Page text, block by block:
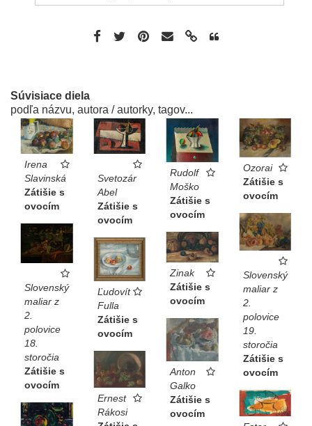
Súvisiace diela
podľa názvu, autora / autorky, tagov...
Irena
Slavinská
Zátišie s
ovocím
Svetozár
Abel
Zátišie s
ovocím
Rudolf
Moško
Zátišie s
ovocím
Ozorai
Zátišie s
ovocím
Slovenský
maliar z
2.
polovice
19.
storočia
Zátišie s
ovocím
Slovenský
maliar z
2.
polovice
18.
storočia
Zátišie s
ovocím
Zinak
Zátišie s
ovocím
Ľudovít
Fulla
Zátišie s
ovocím
Anton
Galko
Zátišie s
ovocím
Ernest
Rákosi